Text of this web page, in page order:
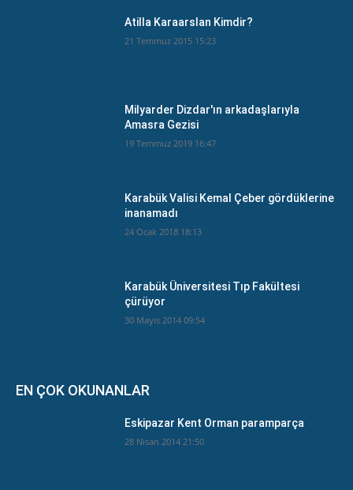
Atilla Karaarslan Kimdir?
21 Temmuz 2015 15:23
Milyarder Dizdar'ın arkadaşlarıyla
Amasra Gezisi
19 Temmuz 2019 16:47
Karabük Valisi Kemal Çeber gördüklerine
inanamadı
24 Ocak 2018 18:13
Karabük Üniversitesi Tıp Fakültesi
çürüyor
30 Mayıs 2014 09:54
EN ÇOK OKUNANLAR
Eskipazar Kent Orman paramparça
28 Nisan 2014 21:50